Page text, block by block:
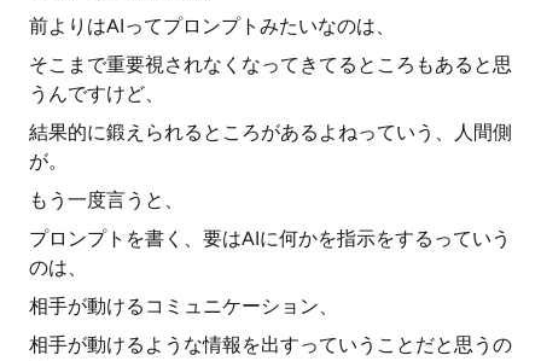
前よりはAIってプロンプトみたいなのは、
そこまで重要視されなくなってきてるところもあると思
うんですけど、
結果的に鍛えられるところがあるよねっていう、人間側
が。
もう一度言うと、
プロンプトを書く、要はAIに何かを指示をするっていう
のは、
相手が動けるコミュニケーション、
相手が動けるような情報を出すっていうことだと思うの